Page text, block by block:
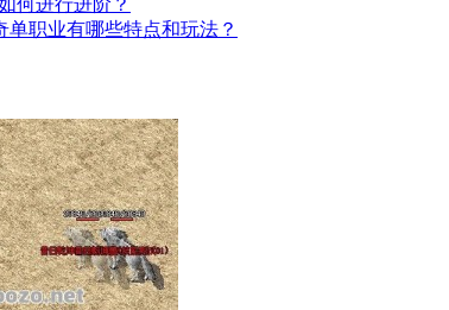
何进行进阶？
单职业有哪些特点和玩法？